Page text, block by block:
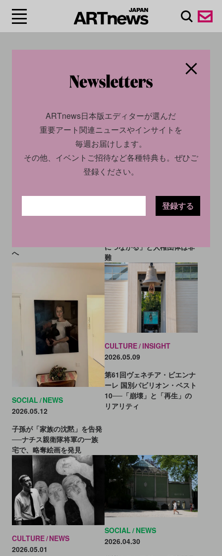
へ
SOCIAL NEWS
につながる」と人権団体は非
難
SOCIAL NEWS
2026.05.12
子孫が「家族の沈黙」を告発
──ナチス親衛隊将軍の一族
宅で、略奪絵画を発見
CULTURE INSIGHT
2026.05.09
第61回ヴェネチア・ビエンナ
ーレ 国別パビリオン・ベスト
10──「崩壊」と「再生」の
リアリティ
CULTURE NEWS
2026.05.01
SOCIAL NEWS
2026.04.30
ARTnews日本版エディターが選んだ
重要アート関連ニュースやインサイトを
毎週お届けします。
その他、イベントご招待など各種特典も。ぜひご
登録ください。
登録する